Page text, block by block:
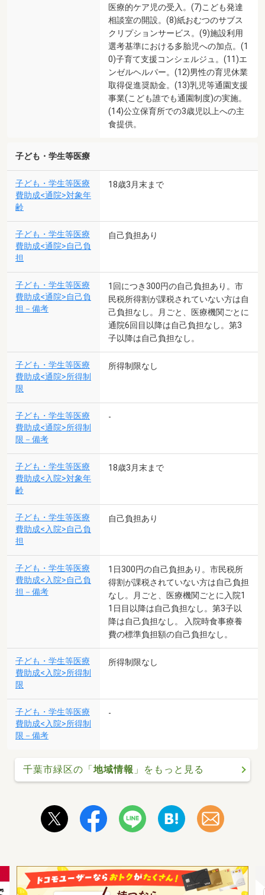
医療的ケア児の受入。(7)こども発達
相談室の開設。(8)紙おむつのサブス
クリプションサービス。(9)施設利用
選考基準における多胎児への加点。(1
0)子育て支援コンシェルジュ。(11)エ
ンゼルヘルパー。(12)男性の育児休業
取得促進奨励金。(13)乳児等通園支援
事業(こども誰でも通園制度)の実施。
(14)公立保育所での3歳児以上への主
食提供。
子ども・学生等医療
子ども・学生等医療
費助成<通院>対象年
齢
18歳3月末まで
子ども・学生等医療
費助成<通院>自己負
担
自己負担あり
子ども・学生等医療
費助成<通院>自己負
担－備考
1回につき300円の自己負担あり。市
民税所得割が課税されていない方は自
己負担なし。月ごと、医療機関ごとに
通院6回目以降は自己負担なし。第3
子以降は自己負担なし。
子ども・学生等医療
費助成<通院>所得制
限
所得制限なし
子ども・学生等医療
費助成<通院>所得制
限－備考
-
子ども・学生等医療
費助成<入院>対象年
齢
18歳3月末まで
子ども・学生等医療
費助成<入院>自己負
担
自己負担あり
子ども・学生等医療
費助成<入院>自己負
担－備考
1日300円の自己負担あり。市民税所
得割が課税されていない方は自己負担
なし。月ごと、医療機関ごとに入院1
1日目以降は自己負担なし。第3子以
降は自己負担なし。 入院時食事療養
費の標準負担額の自己負担なし。
子ども・学生等医療
費助成<入院>所得制
限
所得制限なし
子ども・学生等医療
費助成<入院>所得制
限－備考
-
千葉市緑区の「地域情報 」をもっと見る